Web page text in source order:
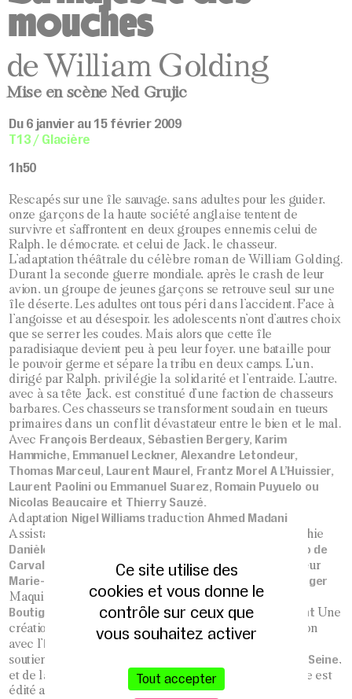
mouches
de William Golding
Mise en scène Ned Grujic
Du 6 janvier au 15 février 2009
T13 / Glacière
1h50
Rescapés sur une île sauvage, sans adultes pour les guider,
onze garçons de la haute société anglaise tentent de
survivre et s’affrontent en deux groupes ennemis celui de
Ralph, le démocrate, et celui de Jack, le chasseur.
L’adaptation théâtrale du célèbre roman de William Golding.
Durant la seconde guerre mondiale, après le crash de leur
avion, un groupe de jeunes garçons se retrouve seul sur une
île déserte. Les adultes ont tous péri dans l’accident. Face à
l’angoisse et au désespoir, les adolescents n’ont d’autres choix
que se serrer les coudes. Mais alors que cette île
paradisiaque devient peu à peu leur foyer, une bataille pour
le pouvoir germe et sépare la tribu en deux camps. L’un,
dirigé par Ralph, privilégie la solidarité et l’entraide. L’autre,
avec à sa tête Jack, est constitué d’une faction de chasseurs
barbares. Ces chasseurs se transforment soudain en tueurs
primaires dans un conflit dévastateur entre le bien et le mal.
Avec François Berdeaux, Sébastien Bergery, Karim
Hammiche, Emmanuel Leckner, Alexandre Letondeur,
Thomas Marceul, Laurent Maurel, Frantz Morel A L’Huissier,
Laurent Paolini ou Emmanuel Suarez, Romain Puyuelo ou
Nicolas Beaucaire et Thierry Sauzé.
Adaptation Nigel Williams traductionAhmed Madani
Assistante à la mise en scène Scénographie
Danièle Rozier
Antonio de
Carvalho
assisté deVéronique GuidevauxChef de Chœur
Marie-Pierre Lesur Duverger
Maquillages Solange BeauvineauRégie générale
Boutigny-LizerandChargée de diffusionIsabelle Ballant Une
création des Tréteaux dela Pleine Luneen co-production
avec l’Espace Carpeaux– Ville deCourbevoie
soutien de l’
Conseil Général des Hauts-de-Seine,
et de la
CoréalisationThéâtre 13
. Le texte est
édité aux Editions l’Ecole des Loisirs
Ce site utilise des
cookies et vous donne le
contrôle sur ceux que
vous souhaitez activer
Tout accepter